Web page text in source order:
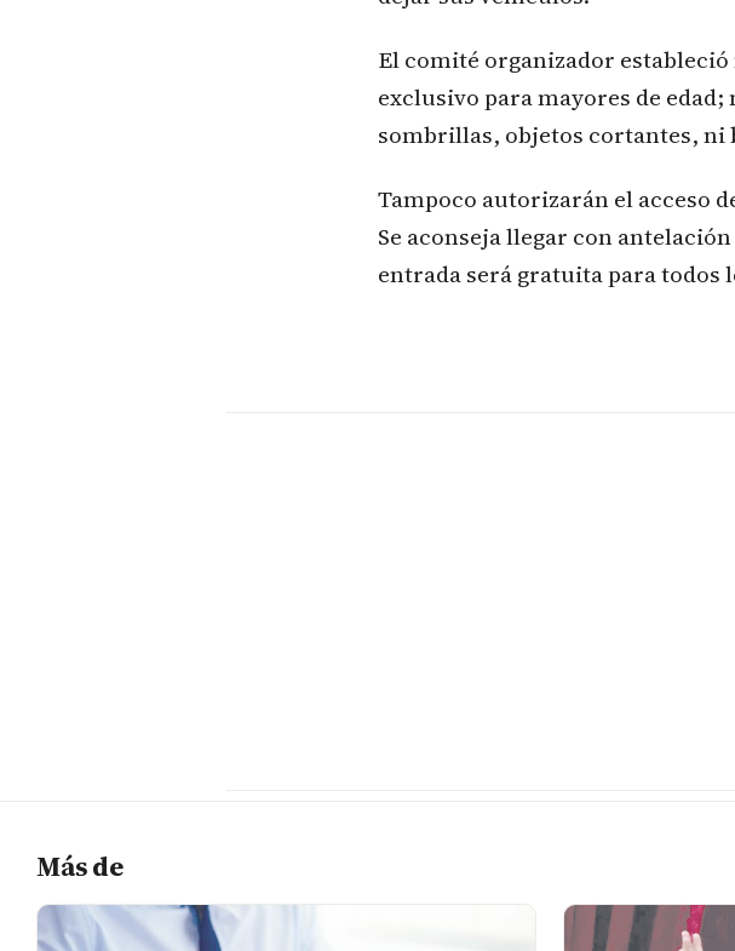
El comité organizador
exclusivo para mayores de
sombrillas, objetos cortantes, ni
Tampoco autorizarán el acceso
Se aconseja llegar con
entrada será gratuita para todos
Más de